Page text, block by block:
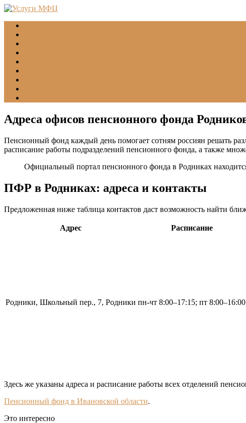
Адреса офисов пенсионного фонда
Пенсионный фонд каждый день помогает сотням россиян решать
расписание работы подразделений пенсионного фонда, а также
Официальный портал пенсионного фонда в Родниках
ПФР в Родниках: адреса и контакты
Предложенная ниже таблица контактов даст возможность найти
Адрес Расписание
Родники, Школьный пер., 7, Родники пн-чт 8:00–17:15; пт 8:00–16:00
Здесь же указаны адреса и расписание работы всех отделений
Пенсионный фонд в Ивановской области.
Это интересно